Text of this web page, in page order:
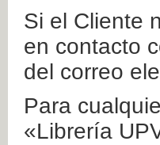
Si el Cliente
en contacto
del correo
Para
«Librería